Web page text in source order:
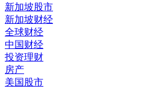
新加坡股市
新加坡财经
全球财经
中国财经
投资理财
房产
美国股市